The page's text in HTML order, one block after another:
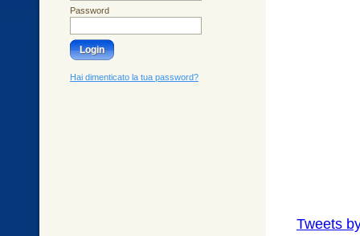
Password
Login
Hai dimenticato la tua password?
Tweets